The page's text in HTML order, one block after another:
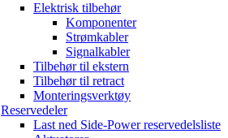
Elektrisk tilbehør
Komponenter
Strømkabler
Signalkabler
Tilbehør til ekstern
Tilbehør til retract
Monteringsverktøy
Reservedeler
Last ned Side-Power reservedelsliste